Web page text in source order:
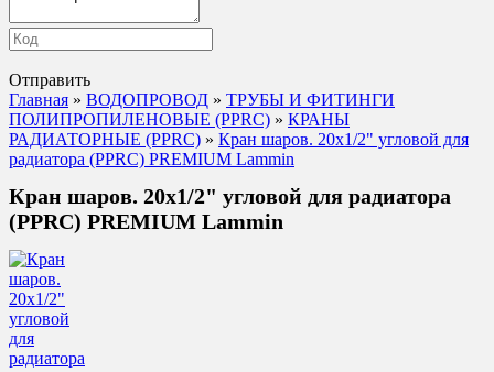
Отправить
Главная » ВОДОПРОВОД » ТРУБЫ И ФИТИНГИ
ПОЛИПРОПИЛЕНОВЫЕ (PPRC) » КРАНЫ
РАДИАТОРНЫЕ (PPRC) » Кран шаров. 20x1/2" угловой для
радиатора (PPRC) PREMIUM Lammin
Кран шаров. 20x1/2" угловой для радиатора
(PPRC) PREMIUM Lammin